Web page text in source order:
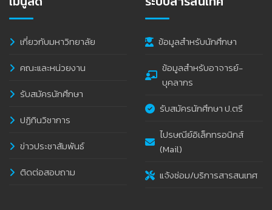
เกี่ยวกับมหาวิทยาลัย
คณะและหน่วยงาน
รับสมัครนักศึกษา
ปฏิทินวิชาการ
ข่าวประชาสัมพันธ์
ติดต่อสอบถาม
ข้อมูลสำหรับนักศึกษา
ข้อมูลสำหรับอาจารย์-
บุคลากร
รับสมัครนักศึกษา ป.ตรี
ไปรษณีย์อิเล็กทรอนิกส์
(Mail)
แจ้งซ่อม/บริการสารสนเทศ